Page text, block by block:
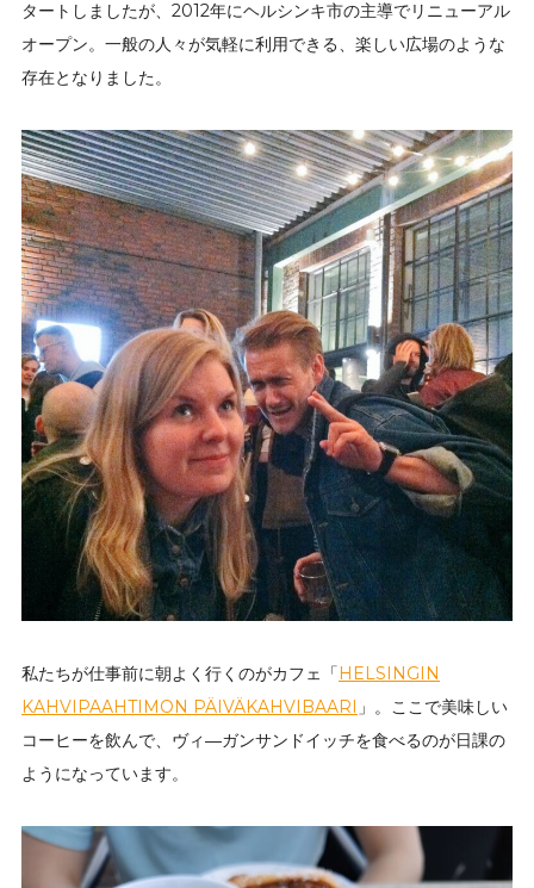
タートしましたが、2012年にヘルシンキ市の主導でリニューアル
オープン。一般の人々が気軽に利用できる、楽しい広場のような
存在となりました。
私たちが仕事前に朝よく行くのがカフェ「HELSINGIN
KAHVIPAAHTIMON PÄIVÄKAHVIBAARI 」。ここで美味しい
コーヒーを飲んで、ヴィ―ガンサンドイッチを食べるのが日課の
ようになっています。